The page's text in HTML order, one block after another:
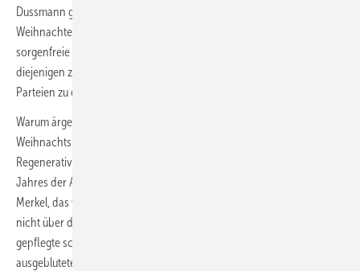
Dussmann glänzte. Die Merkel-Biografie. Und das so kurz vor
Weihnachten. Das Buch versprach eine Zeitreise in eine quasi
sorgenfreie Vergangenheit. Und danach sehnten sich plötzlich auch
diejenigen zurück, die politisch nie viel von den konservativen
Parteien zu erwarten hatten.
Warum ärgert es mich, dass Merkel nun gefühlt unter jedem zweiten
Weihnachtsbaum lag, während wir das Ave Maria anstimmten? Die
Regenerativbranche hat die Erklärung selbst in den vergangenen drei
Jahres der Ampelkoalition in jede Debatte hereingebracht: „16 Jahre
Merkel, das waren 16 Jahre Stillstand.“ Sprechen wir an dieser Stelle
nicht über die von ihrem Finanzminister Schäuble gehegte und
gepflegte schwarze Null, die für eine marode Infrastruktur,
ausgeblutete Schulen und Kindergärten und kaputte Kommunen